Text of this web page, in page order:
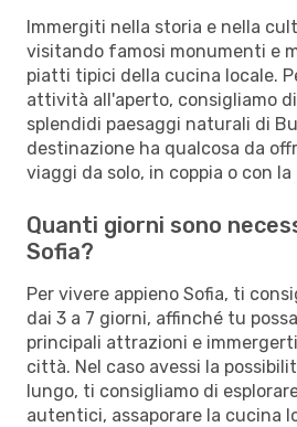
Immergiti nella storia e nella
visitando famosi monumenti e
piatti tipici della cucina locale.
attività all'aperto, consigliamo
splendidi paesaggi naturali di
destinazione ha qualcosa da
viaggi da solo, in coppia o con
Quanti giorni sono
Sofia?
Per vivere appieno Sofia, ti
dai 3 a 7 giorni, affinché tu
principali attrazioni e
città. Nel caso avessi la
lungo, ti consigliamo di
autentici, assaporare la cucina